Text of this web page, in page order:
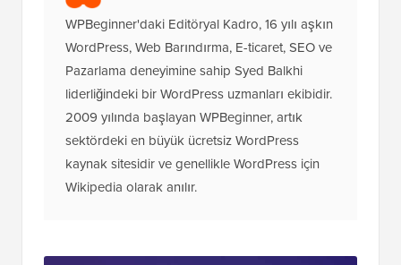
WPBeginner'daki Editöryal Kadro, 16 yılı aşkın
WordPress, Web Barındırma, E-ticaret, SEO ve
Pazarlama deneyimine sahip Syed Balkhi
liderliğindeki bir WordPress uzmanları ekibidir.
2009 yılında başlayan WPBeginner, artık
sektördeki en büyük ücretsiz WordPress
kaynak sitesidir ve genellikle WordPress için
Wikipedia olarak anılır.